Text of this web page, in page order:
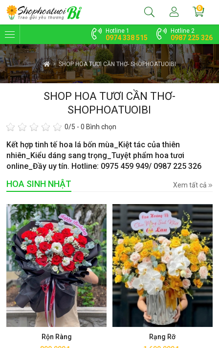
Hotline 1
0974 338 515
Hotline 2
0987 225 326
0
SHOP HOA TƯƠI CẦN THƠ- SHOPHOATUOIBI
SHOP HOA TƯƠI CẦN THƠ-
SHOPHOATUOIBI
0/5 -0 Bình chọn
Kết hợp tinh tế hoa lá bốn mùa_Kiệt tác của thiên
nhiên_Kiểu dáng sang trọng_Tuyệt phẩm hoa tươi
online_Đầy uy tín. Hotline: 0975 459 949/ 0987 225 326
HOA SINH NHẬT Xem tất cả
Rộn Ràng
Mua ngay
Rạng Rỡ
Mua ngay